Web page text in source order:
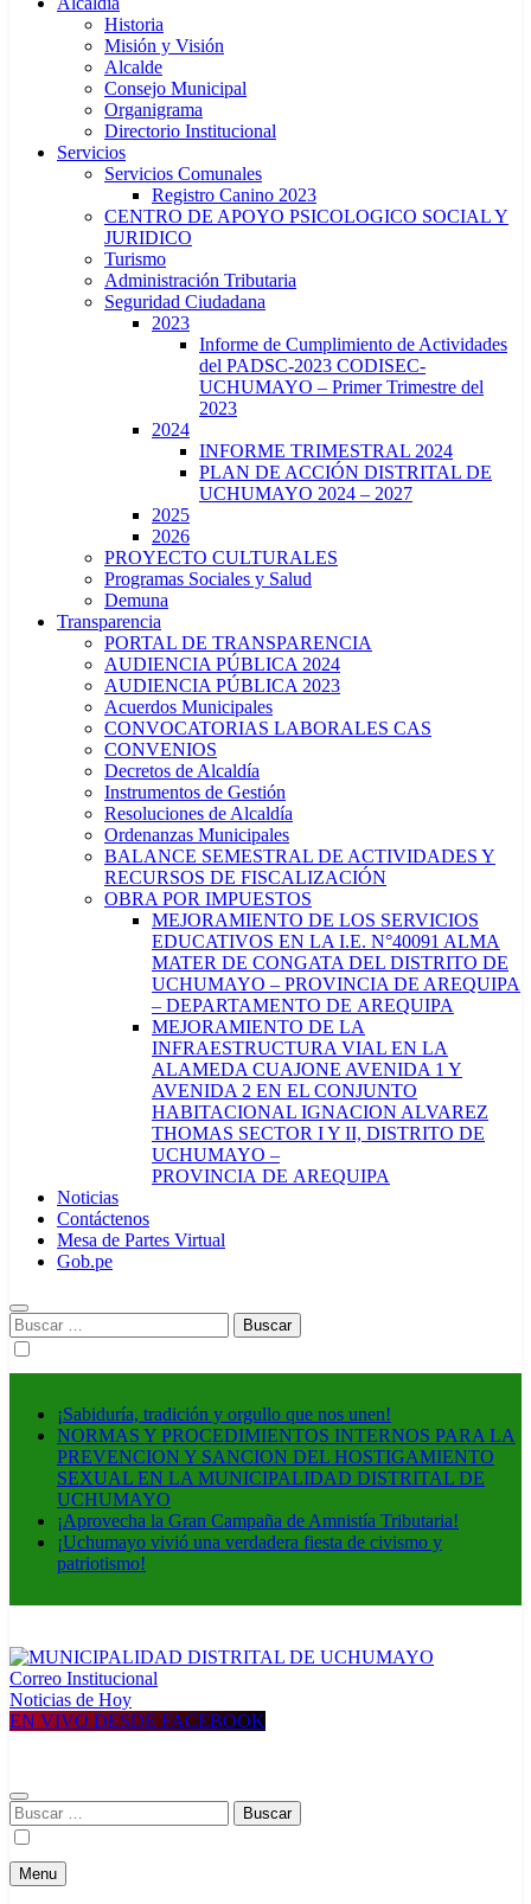
Historia
Misión y Visión
Alcalde
Consejo Municipal
Organigrama
Directorio Institucional
Servicios
Servicios Comunales
Registro Canino 2023
CENTRO DE APOYO PSICOLOGICO SOCIAL Y
JURIDICO
Turismo
Administración Tributaria
Seguridad Ciudadana
2023
Informe de Cumplimiento de Actividades
del PADSC-2023 CODISEC-
UCHUMAYO – Primer Trimestre del
2023
2024
INFORME TRIMESTRAL 2024
PLAN DE ACCIÓN DISTRITAL DE
UCHUMAYO 2024 – 2027
2025
2026
PROYECTO CULTURALES
Programas Sociales y Salud
Demuna
Transparencia
PORTAL DE TRANSPARENCIA
AUDIENCIA PÚBLICA 2024
AUDIENCIA PÚBLICA 2023
Acuerdos Municipales
CONVOCATORIAS LABORALES CAS
CONVENIOS
Decretos de Alcaldía
Instrumentos de Gestión
Resoluciones de Alcaldía
Ordenanzas Municipales
BALANCE SEMESTRAL DE ACTIVIDADES Y
RECURSOS DE FISCALIZACIÓN
OBRA POR IMPUESTOS
MEJORAMIENTO DE LOS SERVICIOS
EDUCATIVOS EN LA I.E. N°40091 ALMA
MATER DE CONGATA DEL DISTRITO DE
UCHUMAYO – PROVINCIA DE AREQUIPA
– DEPARTAMENTO DE AREQUIPA
MEJORAMIENTO DE LA
INFRAESTRUCTURA VIAL EN LA
ALAMEDA CUAJONE AVENIDA 1 Y
AVENIDA 2 EN EL CONJUNTO
HABITACIONAL IGNACION ALVAREZ
THOMAS SECTOR I Y II, DISTRITO DE
UCHUMAYO –
PROVINCIA DE AREQUIPA
Noticias
Contáctenos
Mesa de Partes Virtual
Gob.pe
Buscar:
¡Sabiduría, tradición y orgullo que nos unen!
NORMAS Y PROCEDIMIENTOS INTERNOS PARA LA
PREVENCION Y SANCION DEL HOSTIGAMIENTO
SEXUAL EN LA MUNICIPALIDAD DISTRITAL DE
UCHUMAYO
¡Aprovecha la Gran Campaña de Amnistía Tributaria!
¡Uchumayo vivió una verdadera fiesta de civismo y
patriotismo!
MUNICIPALIDAD DISTRITAL DE UCHUMAYO
Construyendo una nueva Historia
Correo Institucional
Noticias de Hoy
EN VIVO DESDE FACEBOOK
Buscar:
Menu